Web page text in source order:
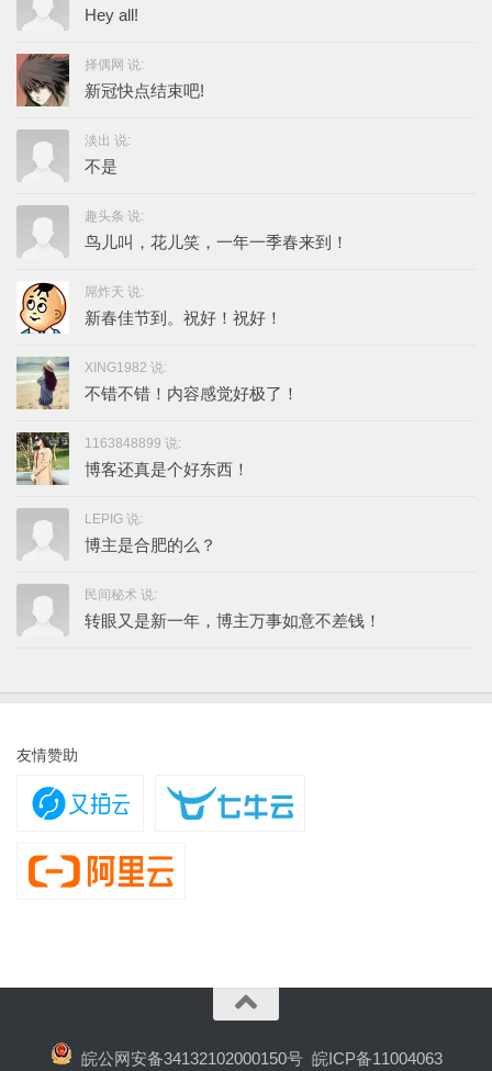
Hey all!
择偶网 说:
新冠快点结束吧!
淡出 说:
不是
趣头条 说:
鸟儿叫，花儿笑，一年一季春来到！
屌炸天 说:
新春佳节到。祝好！祝好！
XING1982 说:
不错不错！内容感觉好极了！
1163848899 说:
博客还真是个好东西！
LEPIG 说:
博主是合肥的么？
民间秘术 说:
转眼又是新一年，博主万事如意不差钱！
友情赞助
皖公网安备34132102000150号 皖ICP备11004063